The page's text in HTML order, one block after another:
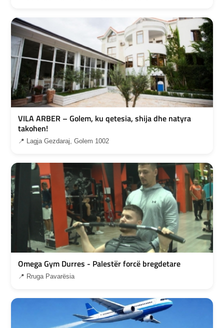
VILA ARBER – Golem, ku qetesia, shija dhe natyra
takohen!
📍 Lagja Gezdaraj, Golem 1002
Omega Gym Durres - Palestër forcë bregdetare
📍 Rruga Pavarësia